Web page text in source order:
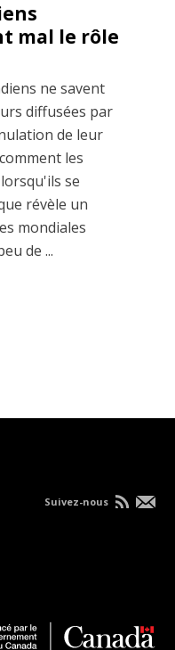
mal le rôle
ne savent
diffusées par
de leur
les
se
révèle un
mondiales
de ...
Suivez-nous